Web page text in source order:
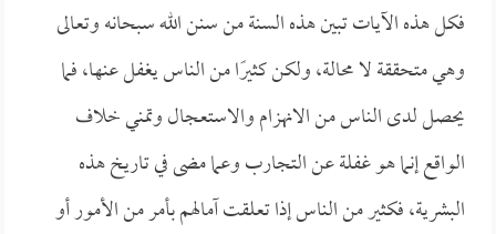
فكل هذه الآيات تبين هذه السنة من سنن الله سبحانه وتعالى
وهي متحققة لا محالة، ولكن كثيرًا من الناس يغفل عنها، فما
يحصل لدى الناس من الانهزام والاستعجال وتمني خلاف
الواقع إنما هو غفلة عن التجارب وعما مضى في تاريخ هذه
البشرية، فكثير من الناس إذا تعلقت آمالهم بأمر من الأمور أو